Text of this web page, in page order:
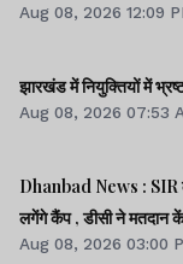
Aug 08, 2026 12:09
झारखंड में नियुक्तियों में
Aug 08, 2026 07:53
Dhanbad News : SIR
लगेंगे कैंप , डीसी ने
Aug 08, 2026 03:00